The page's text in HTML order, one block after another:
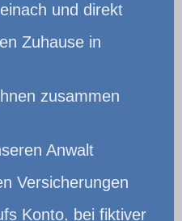
und direkt
Zuhause in
zusammen
Anwalt
Versicherungen
Konto, bei fiktiver